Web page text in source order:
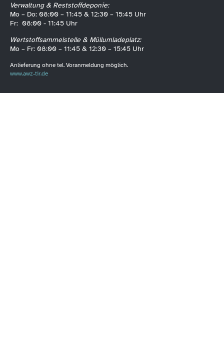
Verwaltung & Reststoffdeponie:
Mo – Do: 08:00 – 11:45 & 12:30 – 15:45 Uhr
Fr: 08:00 - 11:45 Uhr
Wertstoffsammelstelle & Müllumladeplatz:
Mo – Fr: 08:00 – 11:45 & 12:30 – 15:45 Uhr
Anlieferung ohne tel. Voranmeldung möglich.
www.awz-tir.de